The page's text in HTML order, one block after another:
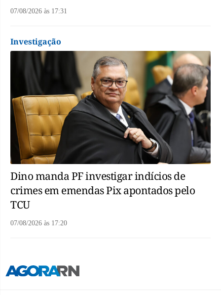
07/08/2026 às 17:31
Investigação
Dino manda PF investigar indícios de
crimes em emendas Pix apontados pelo
TCU
07/08/2026 às 17:20